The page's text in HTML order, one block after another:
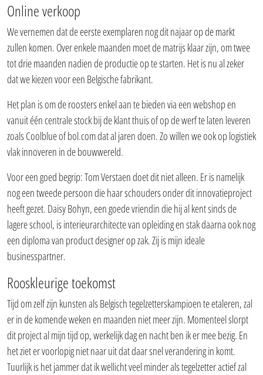
Online verkoop
We vernemen dat de eerste exemplaren nog dit najaar op de markt
zullen komen. Over enkele maanden moet de matrijs klaar zijn, om twee
tot drie maanden nadien de productie op te starten. Het is nu al zeker
dat we kiezen voor een Belgische fabrikant.
Het plan is om de roosters enkel aan te bieden via een webshop en
vanuit één centrale stock bij de klant thuis of op de werf te laten leveren
zoals Coolblue of bol.com dat al jaren doen. Zo willen we ook op logistiek
vlak innoveren in de bouwwereld.
Voor een goed begrip: Tom Verstaen doet dit niet alleen. Er is namelijk
nog een tweede persoon die haar schouders onder dit innovatieproject
heeft gezet. Daisy Bohyn, een goede vriendin die hij al kent sinds de
lagere school, is interieurarchitecte van opleiding en stak daarna ook nog
een diploma van product designer op zak. Zij is mijn ideale
businesspartner.
Rooskleurige toekomst
Tijd om zelf zijn kunsten als Belgisch tegelzetterskampioen te etaleren, zal
er in de komende weken en maanden niet meer zijn. Momenteel slorpt
dit project al mijn tijd op, werkelijk dag en nacht ben ik er mee bezig. En
het ziet er voorlopig niet naar uit dat daar snel verandering in komt.
Tuurlijk is het jammer dat ik wellicht veel minder als tegelzetter actief zal